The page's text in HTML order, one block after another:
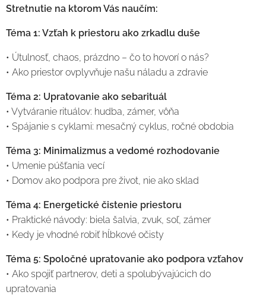
Stretnutie na ktorom Vás naučím:
Téma 1: Vzťah k priestoru ako zrkadlu duše
• Útulnosť, chaos, prázdno – čo to hovorí o nás?
• Ako priestor ovplyvňuje našu náladu a zdravie
Téma 2: Upratovanie ako sebarituál
• Vytváranie rituálov: hudba, zámer, vôňa
• Spájanie s cyklami: mesačný cyklus, ročné obdobia
Téma 3: Minimalizmus a vedomé rozhodovanie
• Umenie púšťania vecí
• Domov ako podpora pre život, nie ako sklad
Téma 4: Energetické čistenie priestoru
• Praktické návody: biela šalvia, zvuk, soľ, zámer
• Kedy je vhodné robiť hĺbkové očisty
Téma 5: Spoločné upratovanie ako podpora vzťahov
• Ako spojiť partnerov, deti a spolubývajúcich do
upratovania